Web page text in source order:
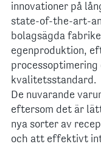
innovationer på
state-of-the-art-
bolagsägda
egenproduktion,
processoptimering
kvalitetsstandard.
De nuvarande
eftersom det är
nya sorter av
och att effektivt